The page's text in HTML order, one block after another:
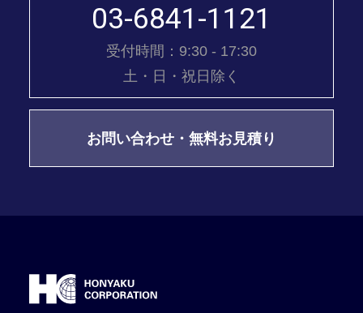
03-6841-1121
受付時間：9:30 - 17:30
土・日・祝日除く
お問い合わせ・無料お見積り